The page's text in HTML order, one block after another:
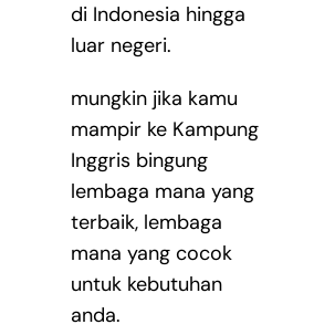
di Indonesia hingga
luar negeri.
mungkin jika kamu
mampir ke Kampung
Inggris bingung
lembaga mana yang
terbaik, lembaga
mana yang cocok
untuk kebutuhan
anda.